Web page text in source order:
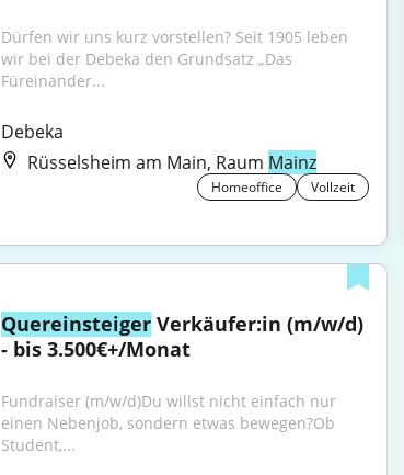
Dürfen wir uns kurz vorstellen? Seit 1905 leben
wir bei der Debeka den Grundsatz „Das
Füreinander...
Debeka
Rüsselsheim am Main, Raum Mainz
Homeoffice Vollzeit
Quereinsteiger Verkäufer:in (m/w/d)
- bis 3.500€+/Monat
Fundraiser (m/w/d)Du willst nicht einfach nur
einen Nebenjob, sondern etwas bewegen?Ob
Student,...